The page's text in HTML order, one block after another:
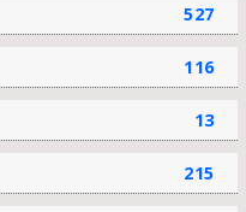
527
116
13
215